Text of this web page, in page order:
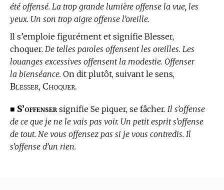
été offensé. La trop grande lumière offense la vue, les
yeux. Un son trop aigre offense l’oreille.
Il s’emploie figurément et signifie Blesser,
choquer. De telles paroles offensent les oreilles. Les
louanges excessives offensent la modestie. Offenser
la bienséance. On dit plutôt, suivant le sens,
Blesser, Choquer.
■ S’offenser signifie Se piquer, se fâcher. Il s’offense
de ce que je ne le vais pas voir. Un petit esprit s’offense
de tout. Ne vous offensez pas si je vous contredis. Il
s’offense d’un rien.